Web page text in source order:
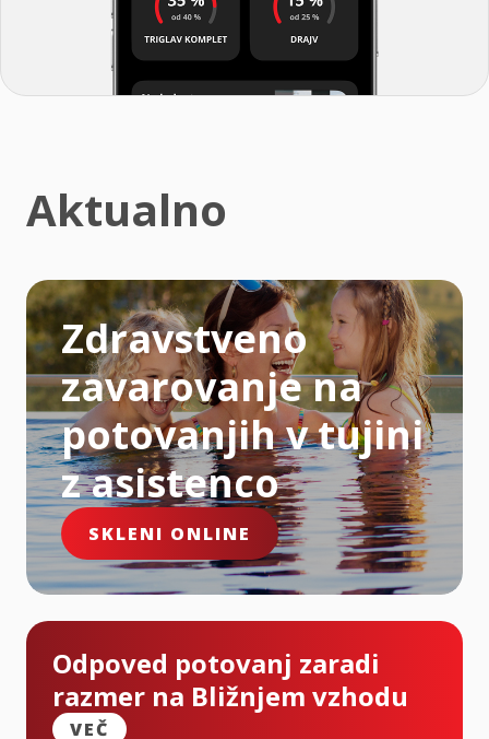
Aktualno
Zdravstveno
zavarovanje na
potovanjih v tujini
z asistenco
SKLENI ONLINE
Odpoved potovanj zaradi
razmer na Bližnjem vzhodu
VEČ